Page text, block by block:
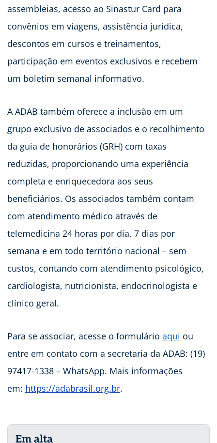
assembleias, acesso ao Sinastur Card para
convênios em viagens, assistência jurídica,
descontos em cursos e treinamentos,
participação em eventos exclusivos e recebem
um boletim semanal informativo.
A ADAB também oferece a inclusão em um
grupo exclusivo de associados e o recolhimento
da guia de honorários (GRH) com taxas
reduzidas, proporcionando uma experiência
completa e enriquecedora aos seus
beneficiários. Os associados também contam
com atendimento médico através de
telemedicina 24 horas por dia, 7 dias por
semana e em todo território nacional – sem
custos, contando com atendimento psicológico,
cardiologista, nutricionista, endocrinologista e
clínico geral.
Para se associar, acesse o formulário aqui ou
entre em contato com a secretaria da ADAB: (19)
97417-1338 – WhatsApp. Mais informações
em: https://adabrasil.org.br.
Em alta